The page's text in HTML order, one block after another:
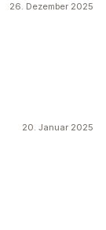
26. Dezember 2025
20. Januar 2025